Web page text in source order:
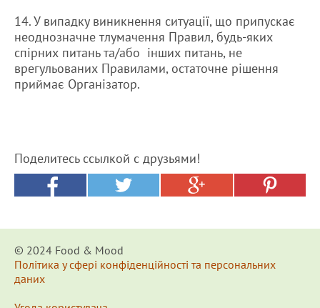
14. У випадку виникнення ситуації, що припускає
неоднозначне тлумачення Правил, будь-яких
спірних питань та/або інших питань, не
врегульованих Правилами, остаточне рішення
приймає Організатор.
Поделитесь ссылкой с друзьями!
© 2024 Food & Мood
Політика у сфері конфіденційності та персональних
даних